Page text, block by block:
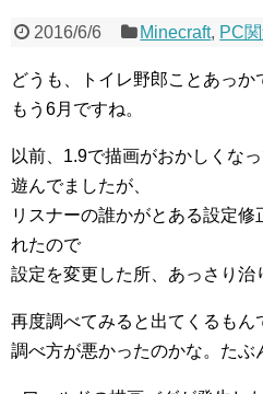
2016/6/6 Minecraft, PC
どうも、トイレ野郎ことあっか
もう6月ですね。
以前、1.9で描画がおかしくな
遊んでましたが、
リスナーの誰かがとある設定
れたので
設定を変更した所、あっさり治
再度調べてみると出てくるもん
調べ方が悪かったのかな。たぶ